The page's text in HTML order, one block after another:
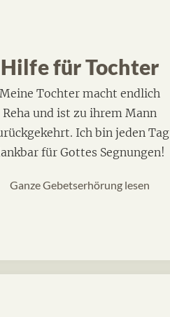
Hilfe für Tochter
Meine Tochter macht endlich
Reha und ist zu ihrem Mann
Ich bin jeden Tag
für Gottes Segnungen!
Ganze Gebetserhörung lesen